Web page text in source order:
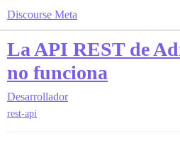
Discourse Meta
La API REST de
no funciona
Desarrollador
rest-api